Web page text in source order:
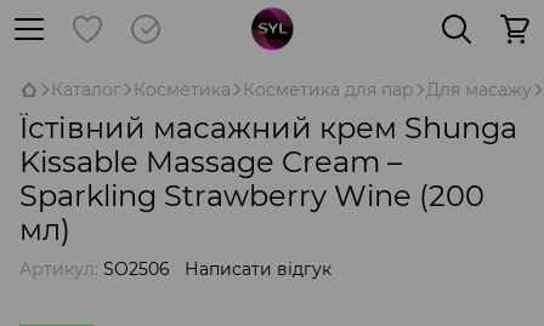
Каталог Косметика Косметика для пар Для масажу
Їстівний масажний крем Shunga
Kissable Massage Cream –
Sparkling Strawberry Wine (200
мл)
Артикул: SO2506 Написати відгук